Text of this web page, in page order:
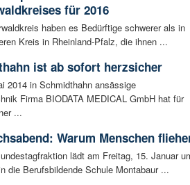
für 2016
haben es Bedürftige schwerer als in
Kreis in Rheinland-Pfalz, die ihnen ...
ist ab sofort herzsicher
2014 in Schmidthahn ansässige
Firma BIODATA MEDICAL GmbH hat für
...
Warum Menschen
lädt am Freitag, 15. Januar
die Berufsbildende Schule Montabaur ...